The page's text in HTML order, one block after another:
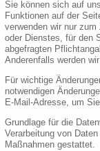
Sie können sich auf
Funktionen auf der
verwenden wir nur
oder Dienstes, für den
abgefragten
Anderenfalls werden
Für wichtige
notwendigen
E-Mail-Adresse, um
Grundlage für die
Verarbeitung von
Maßnahmen gestattet.